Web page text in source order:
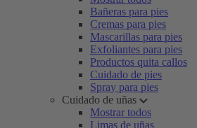
Bañeras para pies
Cremas para pies
Mascarillas para pies
Exfoliantes para pies
Productos quita callos
Cuidado de pies
Spray para pies
Cuidado de uñas
Mostrar todos
Limas de uñas